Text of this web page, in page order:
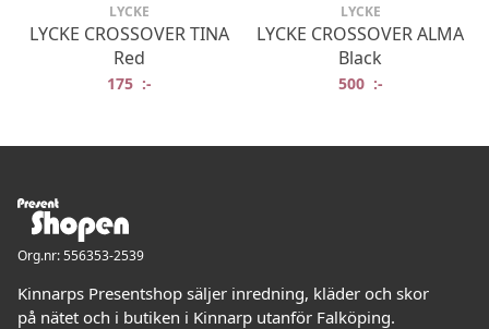
LYCKE
LYCKE CROSSOVER TINA
Red
175 :-
LYCKE
LYCKE CROSSOVER ALMA
Black
500 :-
Org.nr: 556353-2539
Kinnarps Presentshop säljer inredning, kläder och skor
på nätet och i butiken i Kinnarp utanför Falköping.